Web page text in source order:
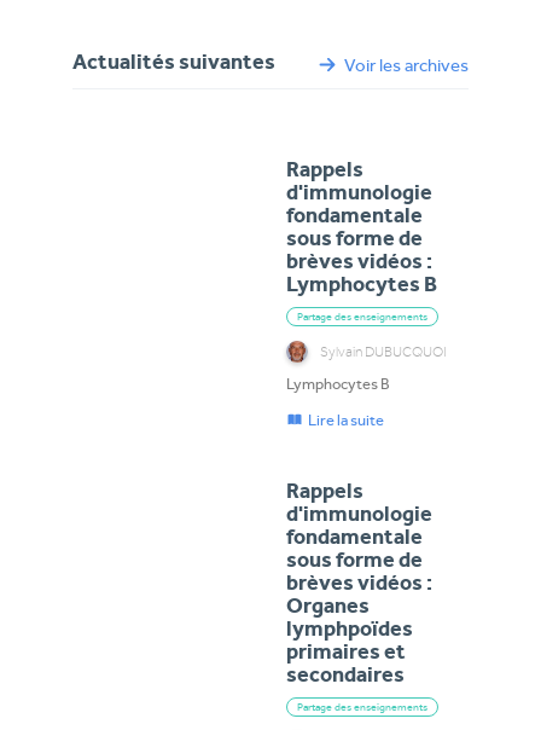
Actualités suivantes Voir les archives
Rappels
d'immunologie
fondamentale
sous forme de
brèves vidéos :
Lymphocytes B
Partage des enseignements
Sylvain DUBUCQUOI
Lymphocytes B
Lire la suite
Rappels
d'immunologie
fondamentale
sous forme de
brèves vidéos :
Organes
lymphpoïdes
primaires et
secondaires
Partage des enseignements